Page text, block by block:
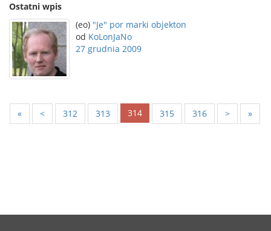
Ostatni wpis
(eo) "Je" por marki objekton
od KoLonJaNo
27 grudnia 2009
« < 312 313 314 315 316 > »